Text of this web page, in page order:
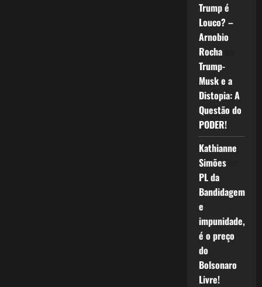
Trump é
Louco? –
Arnobio
Rochaem
Trump-
Musk e a
Distopia: A
Questão do
PODER!
Kathianne
Simõesem
PL da
Bandidagem
e
impunidade,
é o preço
do
Bolsonaro
Livre!